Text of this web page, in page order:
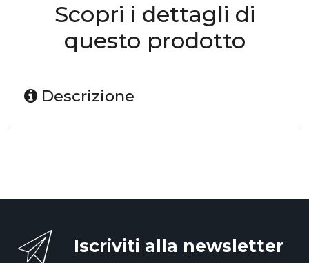
Scopri i dettagli di
questo prodotto
Descrizione
Iscriviti alla newsletter